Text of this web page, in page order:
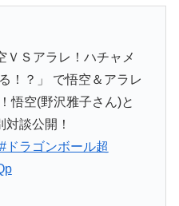
ＶＳアラレ！ハチャメ
！？」 で悟空＆アラレ
悟空(野沢雅子さん)と
談公開！
ドラゴンボール超